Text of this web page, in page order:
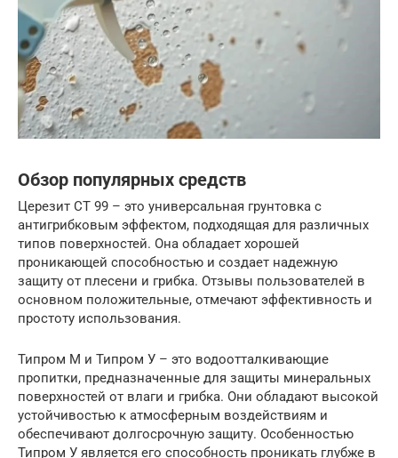
Обзор популярных средств
Церезит СТ 99 – это универсальная грунтовка с
антигрибковым эффектом, подходящая для различных
типов поверхностей. Она обладает хорошей
проникающей способностью и создает надежную
защиту от плесени и грибка. Отзывы пользователей в
основном положительные, отмечают эффективность и
простоту использования.
Типром М и Типром У – это водоотталкивающие
пропитки, предназначенные для защиты минеральных
поверхностей от влаги и грибка. Они обладают высокой
устойчивостью к атмосферным воздействиям и
обеспечивают долгосрочную защиту. Особенностью
Типром У является его способность проникать глубже в